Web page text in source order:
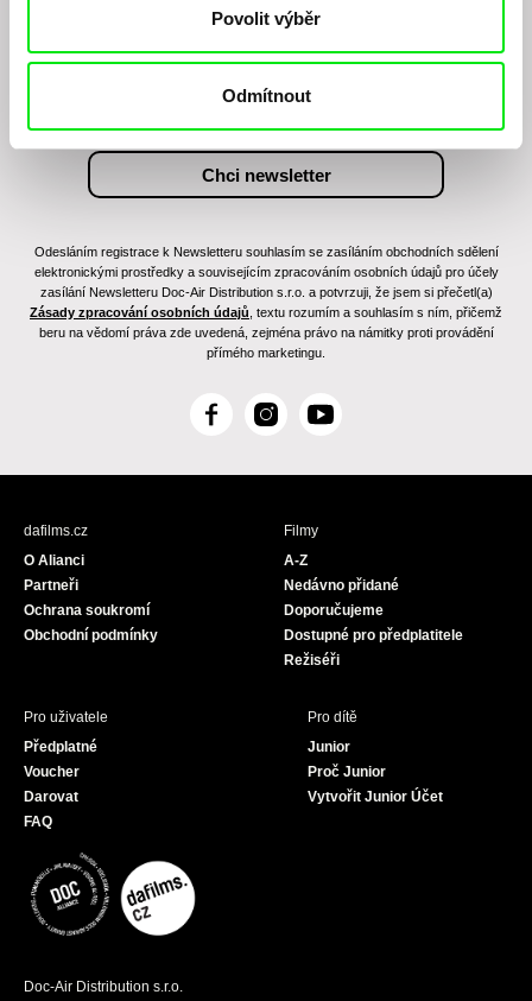
Povolit výběr
Odmítnout
filmovém programu?
Odesláním registrace k Newsletteru souhlasím se zasíláním obchodních sdělení
elektronickými prostředky a souvisejícím zpracováním osobních údajů pro účely
zasílání Newsletteru Doc-Air Distribution s.r.o. a potvrzuji, že jsem si přečetl(a)
Zásady zpracování osobních údajů , textu rozumím a souhlasím s ním, přičemž
beru na vědomí práva zde uvedená, zejména právo na námitky proti provádění
přímého marketingu.
F
c
I
s
Y
u
dafilms.cz
O Alianci
Partneři
Ochrana soukromí
Obchodní podmínky
Filmy
A-Z
Nedávno přidané
Doporučujeme
Dostupné pro předplatitele
Režiséři
Pro uživatele
Předplatné
Voucher
Darovat
FAQ
Pro dítě
Junior
Proč Junior
Vytvořit Junior Účet
Doc-Air Distribution s.r.o.